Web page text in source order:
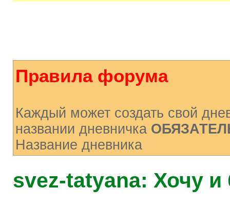
Правила форума
Каждый может создать свой
названии дневничка
Название дневника
svez-tatyana: Хочу и